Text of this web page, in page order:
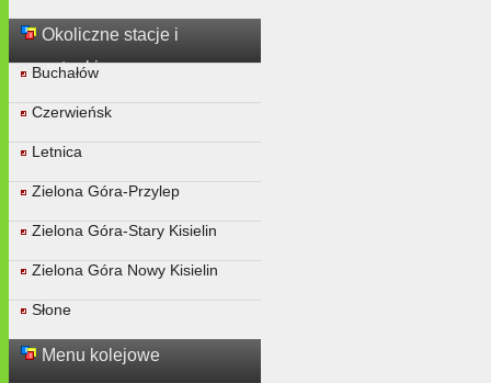
Okoliczne stacje i
przystanki
Buchałów
Czerwieńsk
Letnica
Zielona Góra-Przylep
Zielona Góra-Stary Kisielin
Zielona Góra Nowy Kisielin
Słone
Menu kolejowe